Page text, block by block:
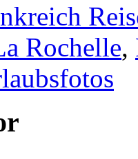
Rochelle,